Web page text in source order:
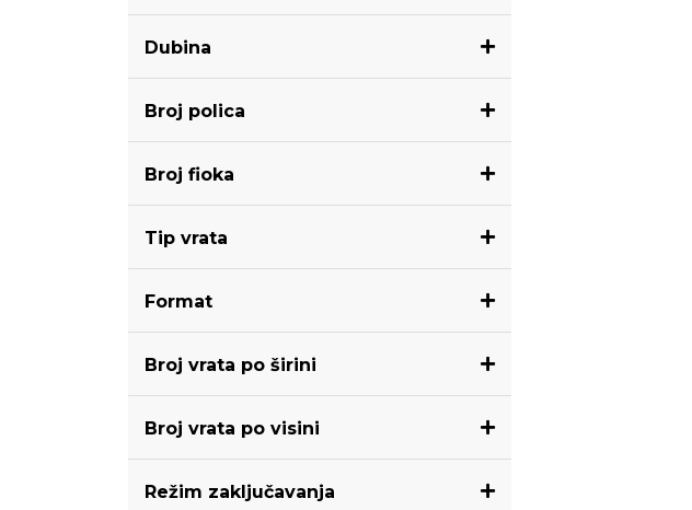
Dubina
Broj polica
Broj fioka
Tip vrata
Format
Broj vrata po širini
Broj vrata po visini
Režim zaključavanja